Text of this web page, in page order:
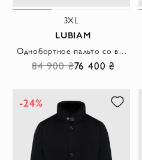
3XL
LUBIAM
84 900 ₴76 400 ₴
-24%